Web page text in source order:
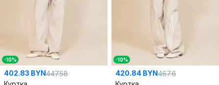
-10%
402.83 BYN447.58
-10%
420.84 BYN467.6